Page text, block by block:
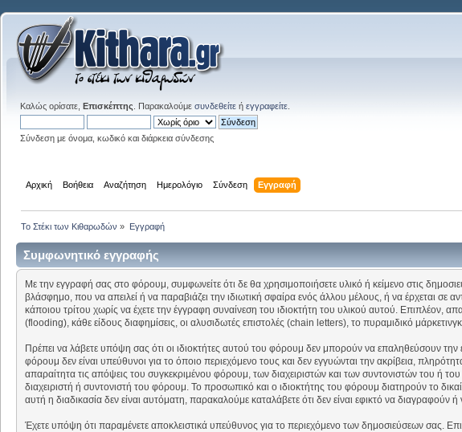
Καλώς ορίσατε, Επισκέπτης . Παρακαλούμε συνδεθείτε ή εγγραφείτε
Σύνδεση με όνομα, κωδικό και διάρκεια σύνδεσης
Αρχική Βοήθεια Αναζήτηση Ημερολόγιο Σύνδεση Εγγραφή
Το Στέκι των Κιθαρωδών » Εγγραφή
Συμφωνητικό εγγραφής
Με την εγγραφή σας στο φόρουμ, συμφωνείτε ότι δε θα χρησιμοποιήσετε υλικό ή κείμενο στις
βλάσφημο, που να απειλεί ή να παραβιάζει την ιδιωτική σφαίρα ενός άλλου μέλους, ή να έρχεται σε
κάποιου τρίτου χωρίς να έχετε την έγγραφη συναίνεση του ιδιοκτήτη του υλικού αυτού.
(flooding), κάθε είδους διαφημίσεις, οι αλυσιδωτές επιστολές (chain letters), το πυραμιδικό
Πρέπει να λάβετε υπόψη σας ότι οι ιδιοκτήτες αυτού του φόρουμ δεν μπορούν να επαληθεύσουν
φόρουμ δεν είναι υπεύθυνοι για το όποιο περιεχόμενο τους και δεν εγγυώνται την ακρίβεια,
απαραίτητα τις απόψεις του συγκεκριμένου φόρουμ, των διαχειριστών και των συντονιστών του ή
διαχειριστή ή συντονιστή του φόρουμ. Το προσωπικό και ο ιδιοκτήτης του φόρουμ διατηρούν το
αυτή η διαδικασία δεν είναι αυτόματη, παρακαλούμε καταλάβετε ότι δεν είναι εφικτό να
Έχετε υπόψη ότι παραμένετε αποκλειστικά υπεύθυνος για το περιεχόμενο των δημοσιεύσεων σας.